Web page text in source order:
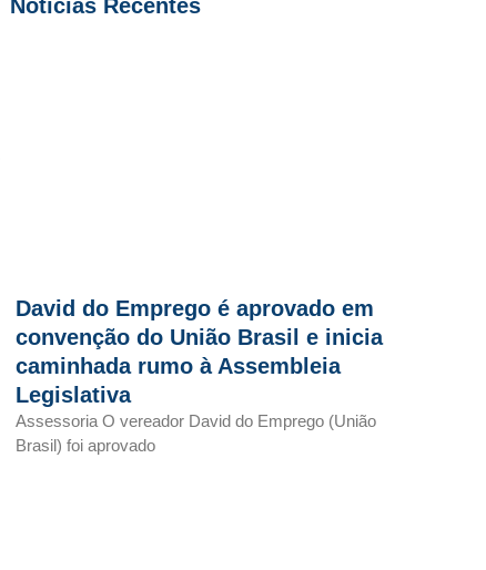
Notícias Recentes
David do Emprego é aprovado em
convenção do União Brasil e inicia
caminhada rumo à Assembleia
Legislativa
Assessoria O vereador David do Emprego (União
Brasil) foi aprovado